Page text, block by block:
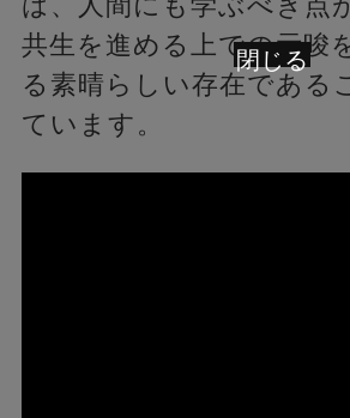
共生を進める上での示唆
る素晴らしい存在である
ています。
閉じる